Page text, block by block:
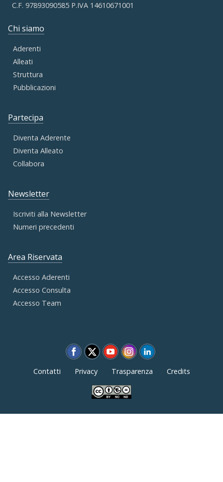
C.F. 97893090585 P.IVA 14610671001
Chi siamo
Aderenti
Alleati
Struttura
Pubblicazioni
Partecipa
Diventa Aderente
Diventa Alleato
Collabora
Newsletter
Iscriviti alla Newsletter
Numeri precedenti
Area Riservata
Accesso Aderenti
Accesso Consulta
Accesso Team
Contatti Privacy Trasparenza Credits